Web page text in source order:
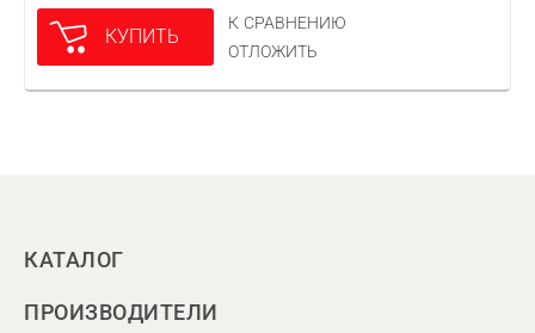
КУПИТЬ
К СРАВНЕНИЮ
ОТЛОЖИТЬ
КАТАЛОГ
ПРОИЗВОДИТЕЛИ